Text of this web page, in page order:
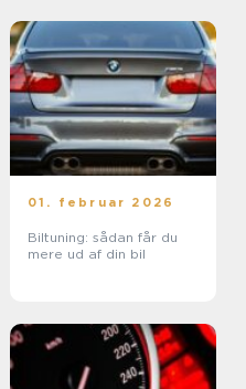
01. februar 2026
Biltuning: sådan får du
mere ud af din bil